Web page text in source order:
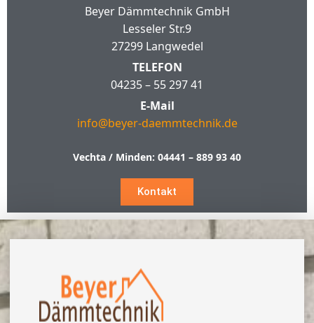
Beyer Dämmtechnik GmbH
Lesseler Str.9
27299 Langwedel
TELEFON
04235 – 55 297 41
E-Mail
info@beyer-daemmtechnik.de
Vechta / Minden: 04441 – 889 93 40
Kontakt